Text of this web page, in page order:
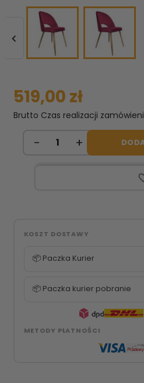

519,00 zł
Brutto Czas realizacji
KOSZT DOSTAWY
📦 Paczka Kurier
📦 Paczka kurier pobranie
METODY PŁATNOŚCI